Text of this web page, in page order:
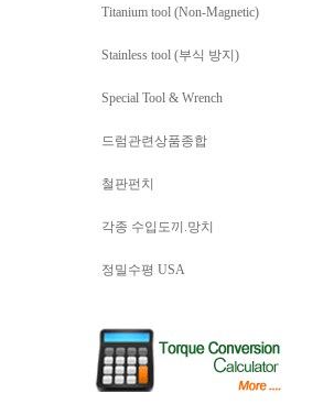
Titanium tool (Non-Magnetic)
Stainless tool (부식 방지)
Special Tool & Wrench
드럼관련상품종합
철판펀치
각종 수입도끼.망치
정밀수평 USA